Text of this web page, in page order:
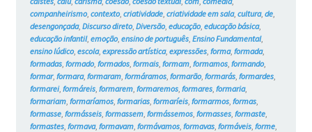
companheirismo, contexto, criatividade, criatividade em sala, cultura, de,
desengonçada, Discurso direto, Diversão, educação, educação básica,
educação infantil, emoção, ensino de português, Ensino Fundamental,
ensino lúdico, escola, expressão artística, expressões, forma, formada,
formadas, formado, formados, formais, formam, formamos, formando,
formar, formara, formaram, formáramos, formarão, formarás, formardes,
formarei, formáreis, formarem, formaremos, formares, formaria,
formariam, formaríamos, formarias, formaríeis, formarmos, formas,
formasse, formásseis, formassem, formássemos, formasses, formaste,
formastes, formava, formavam, formávamos, formavas, formáveis, forme,